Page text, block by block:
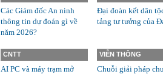
Các Giám đốc An ninh
thông tin dự đoán gì về
năm 2026?
Đại đoàn kết dân
tảng tư tưởng của
CNTT
AI PC và máy trạm mở
VIỄN THÔNG
Chuỗi giải pháp